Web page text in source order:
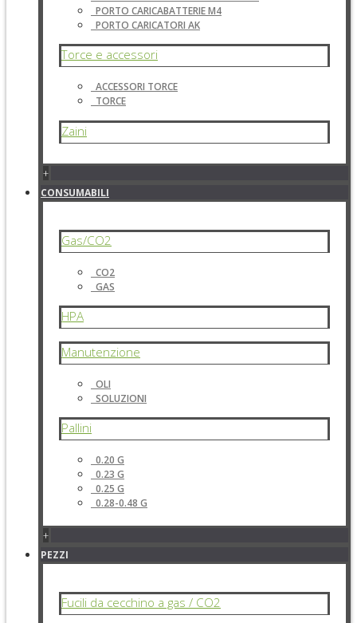
PORTO CARICABATTERIE M4
PORTO CARICATORI AK
Torce e accessori
ACCESSORI TORCE
TORCE
Zaini
+
CONSUMABILI
Gas/CO2
CO2
GAS
HPA
Manutenzione
OLI
SOLUZIONI
Pallini
0.20 G
0.23 G
0.25 G
0.28-0.48 G
+
PEZZI
Fucili da cecchino a gas / CO2